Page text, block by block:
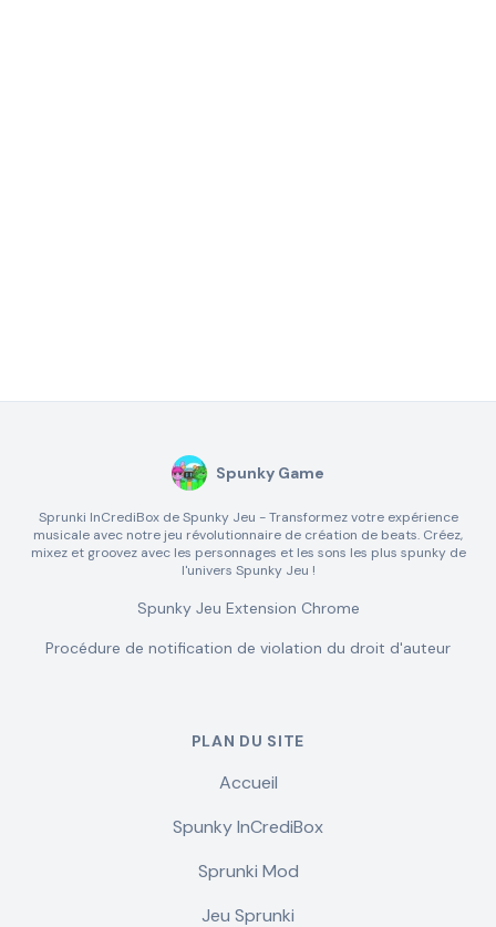
Spunky Game
Sprunki InCrediBox de Spunky Jeu - Transformez votre expérience
musicale avec notre jeu révolutionnaire de création de beats. Créez,
mixez et groovez avec les personnages et les sons les plus spunky de
l'univers Spunky Jeu !
Spunky Jeu Extension Chrome
Procédure de notification de violation du droit d'auteur
PLAN DU SITE
Accueil
Spunky InCrediBox
Sprunki Mod
Jeu Sprunki